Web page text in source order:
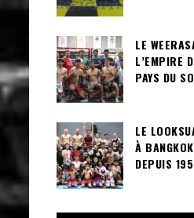
LE
L’EMPIRE
PAYS DU
LE
À
DEPUIS